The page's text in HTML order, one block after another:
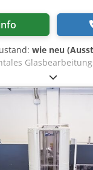
wie neu
X-Achse: 3.800 mm
C-Achse: 360°
kW 0-15.000 U/Min -
und
mit insgesamt
mit 24
- CAD/